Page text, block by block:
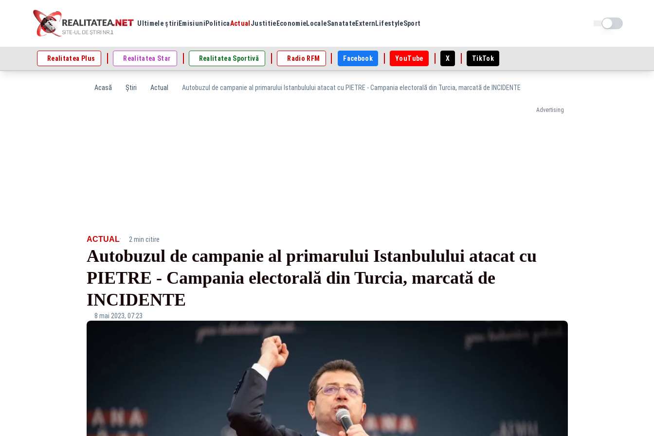
Ultimele știri Emisiuni PoliticaActual Justitie EconomieLocaleSanatateExtern LifestyleSport Schimba tema
Realitatea Plus Realitatea Star Realitatea Sportivă Radio RFM Facebook YouTube X TikTok
Acasă Știri Actual Autobuzul de campanie al primarului Istanbulului atacat cu PIETRE - Campania electorală din Turcia, marcată de INCIDENTE
Advertising
ACTUAL· 2 min citire
Autobuzul de campanie al primarului Istanbulului atacat cu
PIETRE - Campania electorală din Turcia, marcată de
INCIDENTE
8 mai 2023, 07:23